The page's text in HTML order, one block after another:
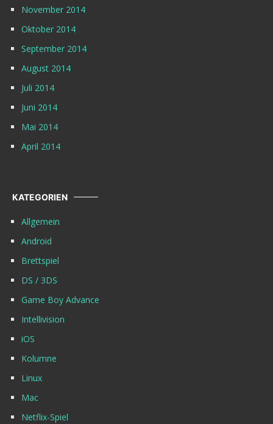
November 2014
Oktober 2014
September 2014
August 2014
Juli 2014
Juni 2014
Mai 2014
April 2014
KATEGORIEN
Allgemein
Android
Brettspiel
DS / 3DS
Game Boy Advance
Intellivision
iOS
Kolumne
Linux
Mac
Netflix-Spiel